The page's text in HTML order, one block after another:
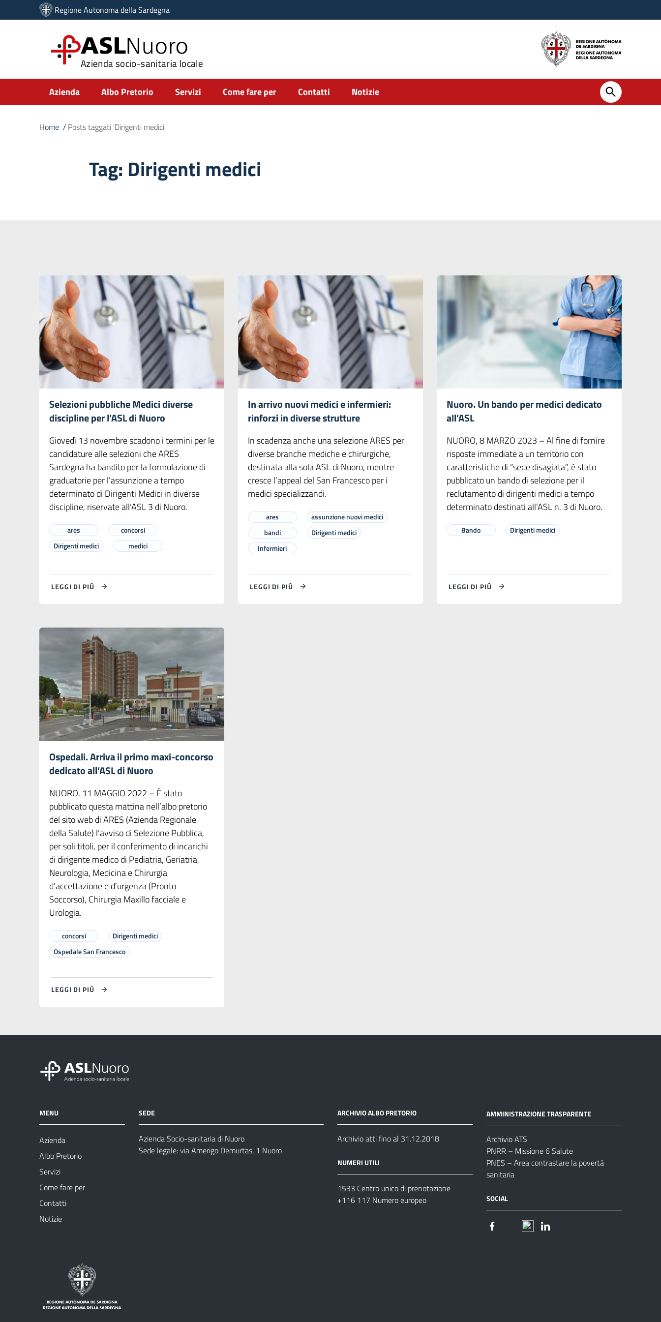
Vai ai contenuti
Vai al menu di navigazione
Regione Autonoma della Sardegna
ASLNuoro
Azienda socio-sanitaria locale
Submenu
Azienda Albo Pretorio Servizi Come fare per Contatti Notizie
Home / Posts taggati 'Dirigenti medici'
Tag: Dirigenti medici
Selezioni pubbliche Medici diverse
discipline per l’ASL di Nuoro
Giovedì 13 novembre scadono i termini per le
candidature alle selezioni che ARES
Sardegna ha bandito per la formulazione di
graduatorie per l’assunzione a tempo
determinato di Dirigenti Medici in diverse
discipline, riservate all’ASL 3 di Nuoro.
ares
concorsi
Dirigenti medici
medici
LEGGI DI PIÙ
In arrivo nuovi medici e infermieri:
rinforzi in diverse strutture
In scadenza anche una selezione ARES per
diverse branche mediche e chirurgiche,
destinata alla sola ASL di Nuoro, mentre
cresce l’appeal del San Francesco per i
medici specializzandi.
ares
assunzione nuovi medici
bandi
Dirigenti medici
Infermieri
LEGGI DI PIÙ
Nuoro. Un bando per medici dedicato
all’ASL
NUORO, 8 MARZO 2023 – Al fine di fornire
risposte immediate a un territorio con
caratteristiche di “sede disagiata”, è stato
pubblicato un bando di selezione per il
reclutamento di dirigenti medici a tempo
determinato destinati all’ASL n. 3 di Nuoro.
Bando Dirigenti medici
LEGGI DI PIÙ
Ospedali. Arriva il primo maxi-concorso
dedicato all’ASL di Nuoro
NUORO, 11 MAGGIO 2022 – È stato
pubblicato questa mattina nell’albo pretorio
del sito web di ARES (Azienda Regionale
della Salute) l’avviso di Selezione Pubblica,
per soli titoli, per il conferimento di incarichi
di dirigente medico di Pediatria, Geriatria,
Neurologia, Medicina e Chirurgia
d’accettazione e d’urgenza (Pronto
Soccorso), Chirurgia Maxillo facciale e
Urologia.
concorsi
Dirigenti medici
Ospedale San Francesco
LEGGI DI PIÙ
MENU
Azienda
Albo Pretorio
Servizi
Come fare per
Contatti
Notizie
SEDE
Azienda Socio-sanitaria di Nuoro
Sede legale: via Amerigo Demurtas, 1 Nuoro
ARCHIVIO ALBO PRETORIO
Archivio atti fino al 31.12.2018
NUMERI UTILI
1533 Centro unico di prenotazione
+116 117 Numero europeo
AMMINISTRAZIONE TRASPARENTE
Archivio ATS
PNRR – Missione 6 Salute
PNES – Area contrastare la povertà
sanitaria
SOCIAL